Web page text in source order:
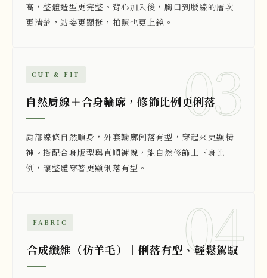
高，整體造型更完整。背心加入後，胸口到腰線的層次
更清楚，站姿更顯挺，拍照也更上鏡。
03
CUT & FIT
自然肩線＋合身輪廓，修飾比例更俐落
肩部線條自然順身，外套輪廓俐落有型，穿起來更顯精
神。搭配合身版型與直順褲線，能自然修飾上下身比
例，讓整體穿著更顯俐落有型。
04
FABRIC
合成纖維（仿羊毛）｜俐落有型、輕鬆駕馭